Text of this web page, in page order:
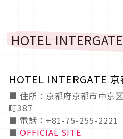
HOTEL
HOTEL INTERGATE
■ 住所：京都府京都市中京
町387
■ 電話：+81-75-255-2221
■ OFFICIAL SITE